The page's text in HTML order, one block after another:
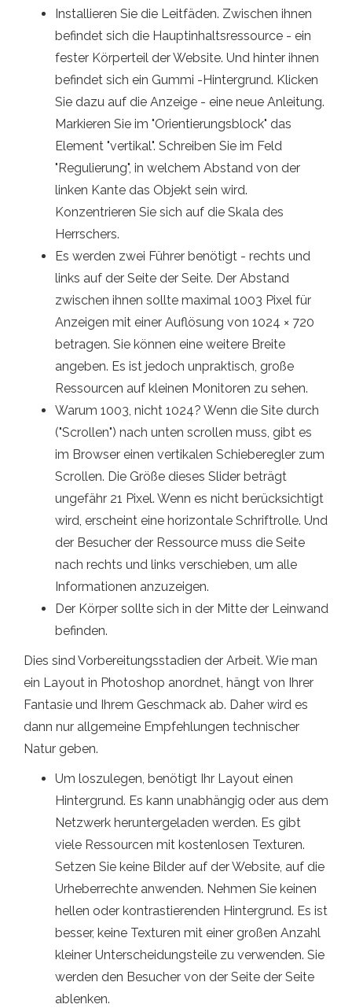
Installieren Sie die Leitfäden. Zwischen ihnen
befindet sich die Hauptinhaltsressource - ein
fester Körperteil der Website. Und hinter ihnen
befindet sich ein Gummi -Hintergrund. Klicken
Sie dazu auf die Anzeige - eine neue Anleitung.
Markieren Sie im "Orientierungsblock" das
Element "vertikal". Schreiben Sie im Feld
"Regulierung", in welchem ​​Abstand von der
linken Kante das Objekt sein wird.
Konzentrieren Sie sich auf die Skala des
Herrschers.
Es werden zwei Führer benötigt - rechts und
links auf der Seite der Seite. Der Abstand
zwischen ihnen sollte maximal 1003 Pixel für
Anzeigen mit einer Auflösung von 1024 × 720
betragen. Sie können eine weitere Breite
angeben. Es ist jedoch unpraktisch, große
Ressourcen auf kleinen Monitoren zu sehen.
Warum 1003, nicht 1024? Wenn die Site durch
("Scrollen") nach unten scrollen muss, gibt es
im Browser einen vertikalen Schieberegler zum
Scrollen. Die Größe dieses Slider beträgt
ungefähr 21 Pixel. Wenn es nicht berücksichtigt
wird, erscheint eine horizontale Schriftrolle. Und
der Besucher der Ressource muss die Seite
nach rechts und links verschieben, um alle
Informationen anzuzeigen.
Der Körper sollte sich in der Mitte der Leinwand
befinden.
Dies sind Vorbereitungsstadien der Arbeit. Wie man
ein Layout in Photoshop anordnet, hängt von Ihrer
Fantasie und Ihrem Geschmack ab. Daher wird es
dann nur allgemeine Empfehlungen technischer
Natur geben.
Um loszulegen, benötigt Ihr Layout einen
Hintergrund. Es kann unabhängig oder aus dem
Netzwerk heruntergeladen werden. Es gibt
viele Ressourcen mit kostenlosen Texturen.
Setzen Sie keine Bilder auf der Website, auf die
Urheberrechte anwenden. Nehmen Sie keinen
hellen oder kontrastierenden Hintergrund. Es ist
besser, keine Texturen mit einer großen Anzahl
kleiner Unterscheidungsteile zu verwenden. Sie
werden den Besucher von der Seite der Seite
ablenken.